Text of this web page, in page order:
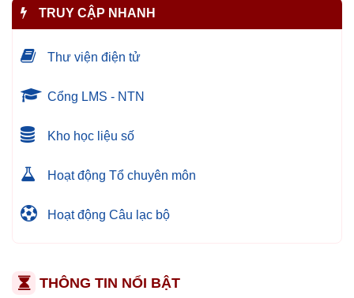
TRUY CẬP NHANH
Thư viện điện tử
Cổng LMS - NTN
Kho học liệu số
Hoạt động Tổ chuyên môn
Hoạt động Câu lạc bộ
THÔNG TIN NỔI BẬT